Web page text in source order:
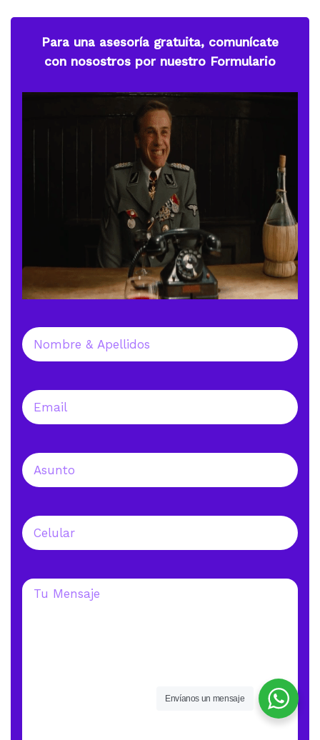
Para una asesoría gratuita, comunícate
con nosostros por nuestro Formulario
Envíanos un mensaje